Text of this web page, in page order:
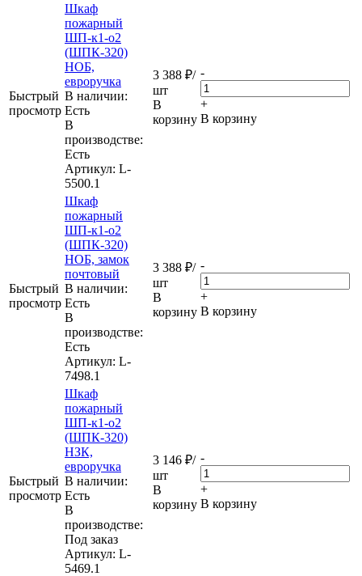
Быстрый
просмотр
Шкаф
пожарный
ШП-к1-о2
(ШПК-320)
НОБ,
евроручка
В наличии:
Eсть
В
производстве:
Есть
Артикул: L-
5500.1
3 388 ₽/
шт
В
корзину
-
+
В корзину
Быстрый
просмотр
Шкаф
пожарный
ШП-к1-о2
(ШПК-320)
НОБ, замок
почтовый
В наличии:
Eсть
В
производстве:
Есть
Артикул: L-
7498.1
3 388 ₽/
шт
В
корзину
-
+
В корзину
Быстрый
просмотр
Шкаф
пожарный
ШП-к1-о2
(ШПК-320)
НЗК,
евроручка
В наличии:
Eсть
В
производстве:
Под заказ
Артикул: L-
5469.1
3 146 ₽/
шт
В
корзину
-
+
В корзину